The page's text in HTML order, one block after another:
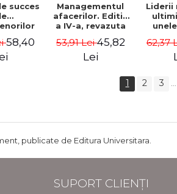
succes
sa-ti
58,40
Managementul
afacerilor. Editia
a IV-a, revazuta
Gabriel I. Nastase
53,91 Lei45,82
Lei
Liderii
altele
62,37
1 2 3
publicate de Editura Universitara.
SUPORT CLIENȚI